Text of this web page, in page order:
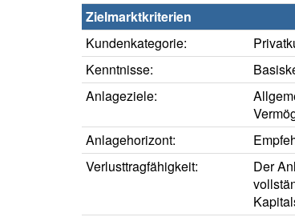
Zielmarktkriterien
Kundenkategorie:
Kenntnisse:
Anlageziele:
Anlagehorizont:
Verlusttragfähigkeit:
Der